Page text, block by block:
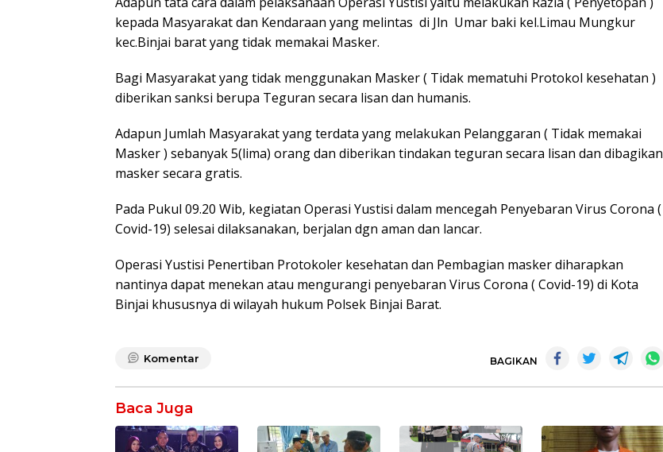
kepada Masyarakat dan Kendaraan yang melintas di Jln Umar baki kel.Limau Mungkur
kec.Binjai barat yang tidak memakai Masker.
Bagi Masyarakat yang tidak menggunakan Masker ( Tidak mematuhi Protokol kesehatan )
diberikan sanksi berupa Teguran secara lisan dan humanis.
Adapun Jumlah Masyarakat yang terdata yang melakukan Pelanggaran ( Tidak memakai
Masker ) sebanyak 5(lima) orang dan diberikan tindakan teguran secara lisan dan dibagikan
masker secara gratis.
Pada Pukul 09.20 Wib, kegiatan Operasi Yustisi dalam mencegah Penyebaran Virus Corona (
Covid-19) selesai dilaksanakan, berjalan dgn aman dan lancar.
Operasi Yustisi Penertiban Protokoler kesehatan dan Pembagian masker diharapkan
nantinya dapat menekan atau mengurangi penyebaran Virus Corona ( Covid-19) di Kota
Binjai khususnya di wilayah hukum Polsek Binjai Barat.
Komentar BAGIKAN
Baca Juga